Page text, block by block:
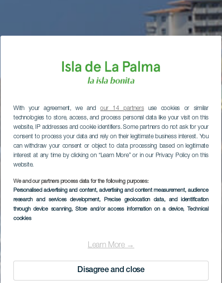
With your agreement, we andour 14 partnersuse cookies or similar
technologies to store, access, and process personal data like your visit on this
website, IP addresses and cookie identifiers. Some partners do not ask for your
consent to process your data and rely on their legitimate business interest. You
can withdraw your consent or object to data processing based on legitimate
interest at any time by clicking on “Learn More” or in our Privacy Policy on this
website.
We and our partners process data for the following purposes:
Personalised advertising and content, advertising and content measurement, audience
research and services development, Precise geolocation data, and identification
through device scanning, Store and/or access information on a device, Technical
cookies
Learn More →
Disagree and close